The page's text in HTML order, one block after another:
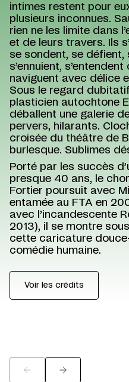
intimes restent pour
plusieurs inconnues.
rien ne les limite dans
et de leurs travers. Ils
se sondent, se défient,
s’ennuient,
naviguent avec délice
Sous le regard
plasticien autochtone
déballent une galerie
pervers, hilarants.
croisée du théâtre de
burlesque. Sublimes
Porté par les succès
presque 40 ans, le
Fortier poursuit avec
entamée au FTA en
avec l’incandescente
2013), il se montre
cette caricature
comédie humaine.
Voir les crédits